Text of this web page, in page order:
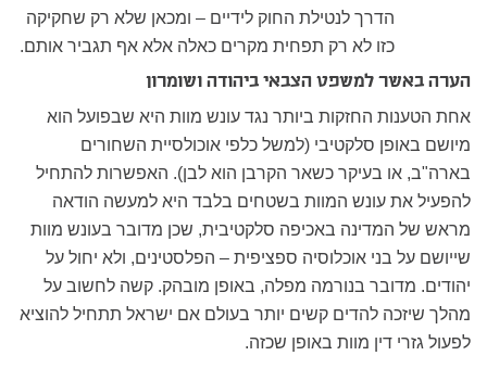
הדרך לנטילת החוק לידיים – ומכאן שלא רק שחקיקה
כזו לא רק תפחית מקרים כאלה אלא אף תגביר אותם.
הערה באשר למשפט הצבאי ביהודה ושומרון
אחת הטענות החזקות ביותר נגד עונש מוות היא שבפועל הוא
מיושם באופן סלקטיבי (למשל כלפי אוכולסיית השחורים
בארה"ב, או בעיקר כשאר הקרבן הוא לבן). האפשרות להתחיל
להפעיל את עונש המוות בשטחים בלבד היא למעשה הודאה
מראש של המדינה באכיפה סלקטיבית, שכן מדובר בעונש מוות
שייושם על בני אוכלוסיה ספציפית – הפלסטינים, ולא יחול על
יהודים. מדובר בנורמה מפלה, באופן מובהק. קשה לחשוב על
מהלך שיזכה להדים קשים יותר בעולם אם ישראל תתחיל להוציא
לפעול גזרי דין מוות באופן שכזה.